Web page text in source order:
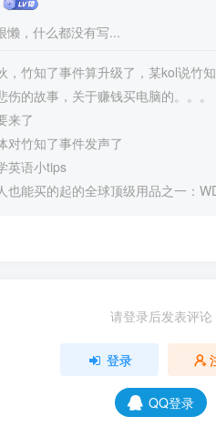
懒，什么都没有写...
，竹知了事件算升级了，某kol说竹
伤的故事，关于赚钱买电脑的。。。
来了
对竹知了事件发声了
英语小tips
也能买的起的全球顶级用品之一：
请登录后发表评论
登录
QQ登录